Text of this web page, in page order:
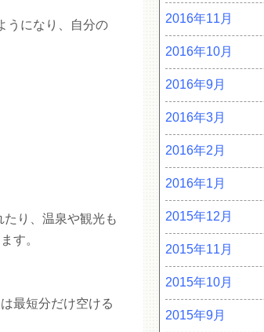
うになり、自分の
り、温泉や観光も
す。
最短分だけ空ける
2016年11月
2016年10月
2016年9月
2016年3月
2016年2月
2016年1月
2015年12月
2015年11月
2015年10月
2015年9月